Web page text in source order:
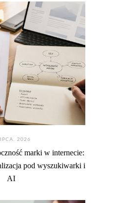
2026
marki w internecie:
pod wyszukiwarki i
AI